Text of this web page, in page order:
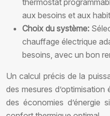
thermostat
aux besoins et aux
Choix du système:
chauffage électrique
besoins, avec un bon
Un calcul précis de la
des mesures
des économies d’énergie